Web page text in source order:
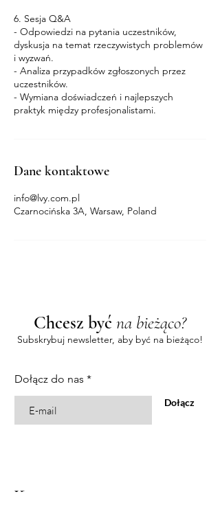
6. Sesja Q&A
- Odpowiedzi na pytania uczestników,
dyskusja na temat rzeczywistych problemów
i wyzwań.
- Analiza przypadków zgłoszonych przez
uczestników.
- Wymiana doświadczeń i najlepszych
Dane kontaktowe
info@lvy.com.pl
Czarnocińska 3A, Warsaw, Poland
Chcesz być na bieżąco?
Subskrybuj newsletter, aby być na bieżąco!
Dołącz do nas
Dołącz
Kup